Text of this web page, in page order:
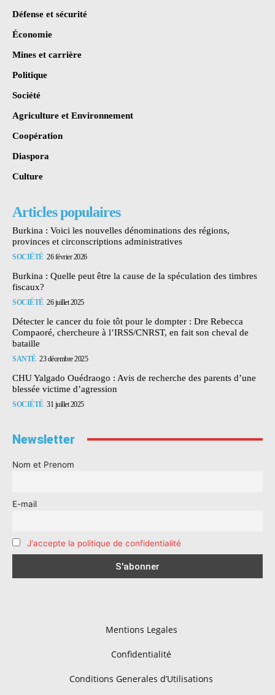
Défense et sécurité
Économie
Mines et carrière
Politique
Société
Agriculture et Environnement
Coopération
Diaspora
Culture
Articles populaires
Burkina : Voici les nouvelles dénominations des régions,
provinces et circonscriptions administratives
SOCIÉTÉ 26 février 2026
Burkina : Quelle peut être la cause de la spéculation des timbres
fiscaux?
SOCIÉTÉ 26 juillet 2025
Détecter le cancer du foie tôt pour le dompter : Dre Rebecca
Compaoré, chercheure à l’IRSS/CNRST, en fait son cheval de
bataille
SANTÉ 23 décembre 2025
CHU Yalgado Ouédraogo : Avis de recherche des parents d’une
blessée victime d’agression
SOCIÉTÉ 31 juillet 2025
Newsletter
Nom et Prenom
E-mail
J'accepte la politique de confidentialité
Mentions Legales
Confidentialité
Conditions Generales d’Utilisations